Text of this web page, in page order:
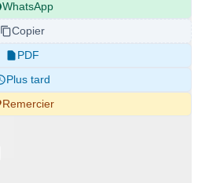
WhatsApp
Copier
PDF
Plus tard
Remercier